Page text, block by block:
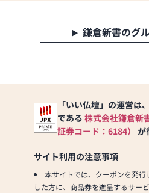
鎌倉新書のグ
「いい仏壇」の運営は
である 株式会社鎌倉新
証券コード：6184） が
サイト利用の注意事項
本サイトでは、クーポンを発行
した方に、商品券を進呈するサー